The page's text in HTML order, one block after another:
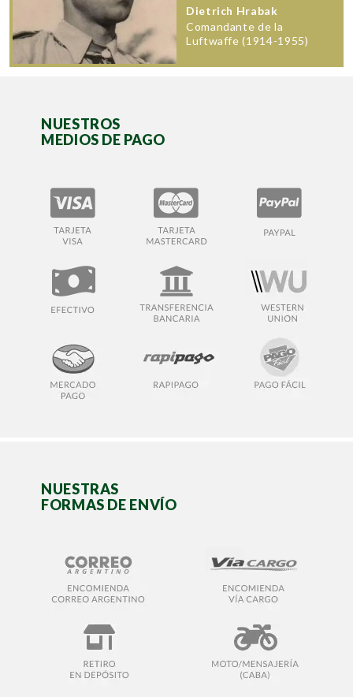
Dietrich Hrabak
Comandante de la
Luftwaffe (1914-1955)
NUESTROS
MEDIOS DE PAGO
NUESTRAS
FORMAS DE ENVÍO